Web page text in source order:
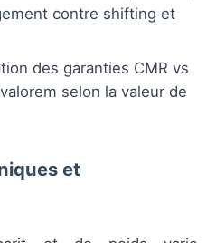
contre shifting et
des garanties CMR vs
selon la valeur de
et